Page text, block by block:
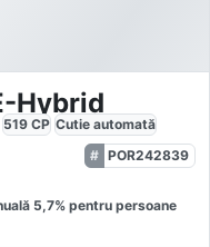
Hybrid
519 CP Cutie automată
POR242839
5,7% pentru persoane